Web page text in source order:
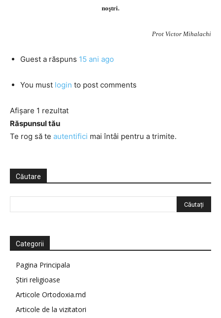
noştri.
Prot Victor Mihalachi
Guest a răspuns 15 ani ago
You must login to post comments
Afișare 1 rezultat
Răspunsul tău
Te rog să te autentifici mai întâi pentru a trimite.
Căutare
Categorii
Pagina Principala
Știri religioase
Articole Ortodoxia.md
Articole de la vizitatori